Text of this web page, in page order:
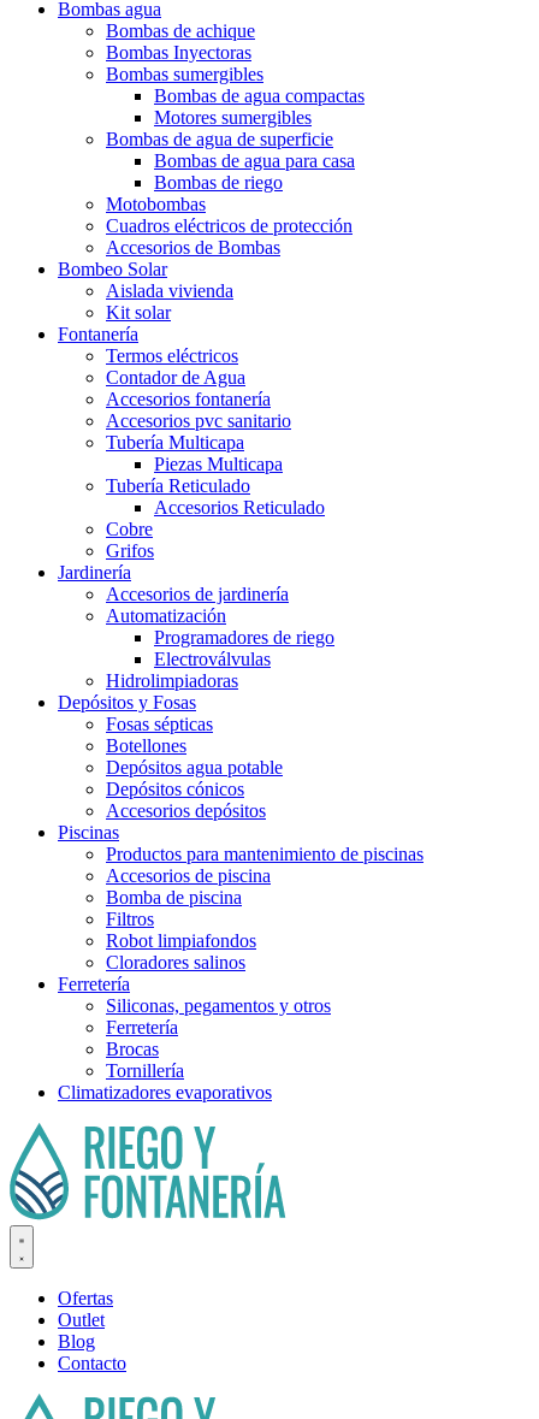
Bombas agua
Bombas de achique
Bombas Inyectoras
Bombas sumergibles
Bombas de agua compactas
Motores sumergibles
Bombas de agua de superficie
Bombas de agua para casa
Bombas de riego
Motobombas
Cuadros eléctricos de protección
Accesorios de Bombas
Bombeo Solar
Aislada vivienda
Kit solar
Fontanería
Termos eléctricos
Contador de Agua
Accesorios fontanería
Accesorios pvc sanitario
Tubería Multicapa
Piezas Multicapa
Tubería Reticulado
Accesorios Reticulado
Cobre
Grifos
Jardinería
Accesorios de jardinería
Automatización
Programadores de riego
Electroválvulas
Hidrolimpiadoras
Depósitos y Fosas
Fosas sépticas
Botellones
Depósitos agua potable
Depósitos cónicos
Accesorios depósitos
Piscinas
Productos para mantenimiento de piscinas
Accesorios de piscina
Bomba de piscina
Filtros
Robot limpiafondos
Cloradores salinos
Ferretería
Siliconas, pegamentos y otros
Ferretería
Brocas
Tornillería
Climatizadores evaporativos
Ofertas
Outlet
Blog
Contacto